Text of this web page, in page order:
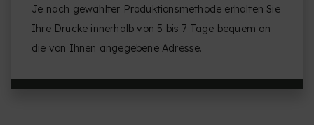
Je nach gewählter Produktionsmethode erhalten Sie
Ihre Drucke innerhalb von 5 bis 7 Tage bequem an
die von Ihnen angegebene Adresse.